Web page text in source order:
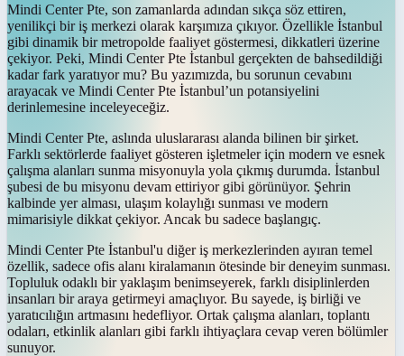
Mindi Center Pte, son zamanlarda adından sıkça söz ettiren,
yenilikçi bir iş merkezi olarak karşımıza çıkıyor. Özellikle İstanbul
gibi dinamik bir metropolde faaliyet göstermesi, dikkatleri üzerine
çekiyor. Peki, Mindi Center Pte İstanbul gerçekten de bahsedildiği
kadar fark yaratıyor mu? Bu yazımızda, bu sorunun cevabını
arayacak ve Mindi Center Pte İstanbul’un potansiyelini
derinlemesine inceleyeceğiz.
Mindi Center Pte, aslında uluslararası alanda bilinen bir şirket.
Farklı sektörlerde faaliyet gösteren işletmeler için modern ve esnek
çalışma alanları sunma misyonuyla yola çıkmış durumda. İstanbul
şubesi de bu misyonu devam ettiriyor gibi görünüyor. Şehrin
kalbinde yer alması, ulaşım kolaylığı sunması ve modern
mimarisiyle dikkat çekiyor. Ancak bu sadece başlangıç.
Mindi Center Pte İstanbul'u diğer iş merkezlerinden ayıran temel
özellik, sadece ofis alanı kiralamanın ötesinde bir deneyim sunması.
Topluluk odaklı bir yaklaşım benimseyerek, farklı disiplinlerden
insanları bir araya getirmeyi amaçlıyor. Bu sayede, iş birliği ve
yaratıcılığın artmasını hedefliyor. Ortak çalışma alanları, toplantı
odaları, etkinlik alanları gibi farklı ihtiyaçlara cevap veren bölümler
sunuyor.